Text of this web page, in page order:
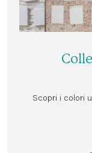
Scopri i colori